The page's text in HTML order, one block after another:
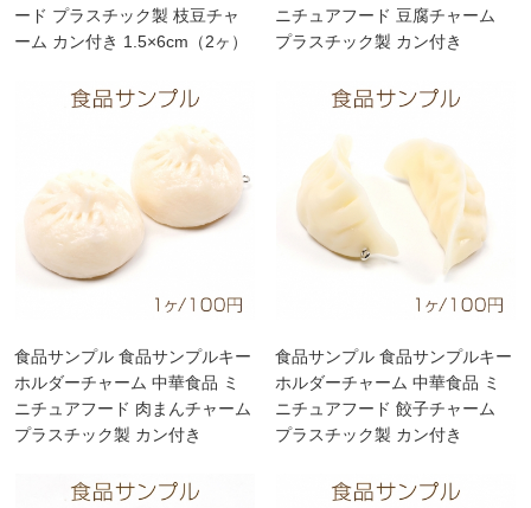
ード プラスチック製 枝豆チャ
ーム カン付き 1.5×6cm（2ヶ）
ニチュアフード 豆腐チャーム
プラスチック製 カン付き
食品サンプル 食品サンプルキー
ホルダーチャーム 中華食品 ミ
ニチュアフード 肉まんチャーム
プラスチック製 カン付き
食品サンプル 食品サンプルキー
ホルダーチャーム 中華食品 ミ
ニチュアフード 餃子チャーム
プラスチック製 カン付き